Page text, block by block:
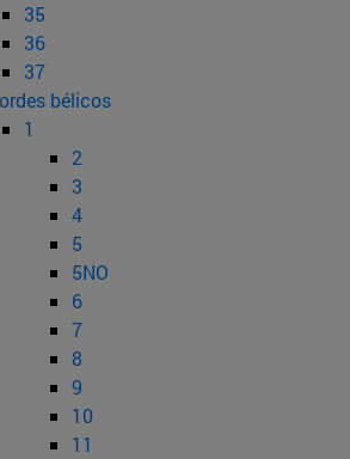
35
36
37
bélicos
1
2
3
4
5
5NO
6
7
8
9
10
11